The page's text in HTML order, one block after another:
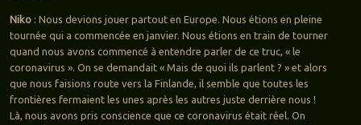
Niko: Nous devions jouer partout en Europe. Nous étions en pleine
tournée qui a commencée en janvier. Nous étions en train de tourner
quand nous avons commencé à entendre parler de ce truc, « le
coronavirus ». On se demandait « Mais de quoi ils parlent ? » et alors
que nous faisions route vers la Finlande, il semble que toutes les
frontières fermaient les unes après les autres juste derrière nous !
Là, nous avons pris conscience que ce coronavirus était réel. On